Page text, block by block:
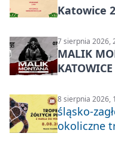
Katowice
7 sierpnia 2026,
MALIK
8 sierpnia 2026,
śląsko-
okoliczne